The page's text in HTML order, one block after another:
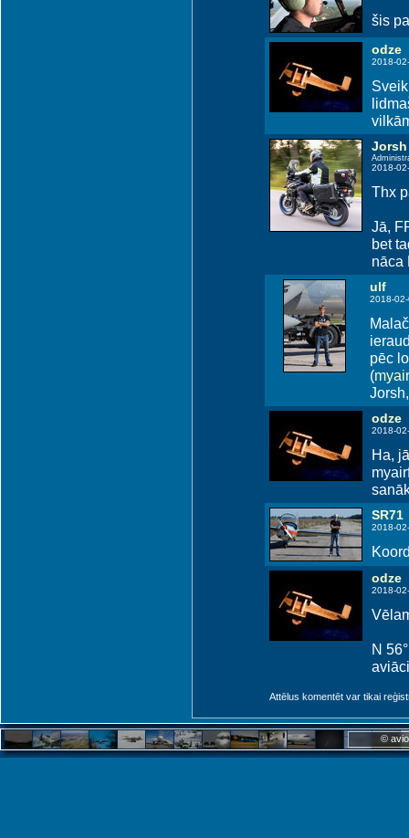
šis
odze
2018-
Jorsh
2018-
Thx
Jā,
bet
nāca
ulf
2018-
pēc
(
odze
2018-
Ha,
SR71
2018-
odze
2018-
N
Attēlus komentēt var tikai
©